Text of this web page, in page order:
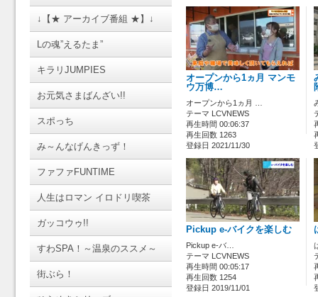
↓【★ アーカイブ番組 ★】↓
Lの魂”えるたま”
キラリJUMPIES
お元気さまばんざい!!
スポっち
み～んなげんきっず！
ファファFUNTIME
人生はロマン イロドリ喫茶
ガッコウゥ!!
すわSPA！～温泉のススメ～
街ぶら！
オープンから1ヵ月 マンモ
ウ万博…
オープンから1ヵ月 …
テーマ LCVNEWS
再生時間 00:06:37
再生回数 1263
登録日 2021/11/30
Pickup e-バイクを楽しむ
Pickup e-バ…
テーマ LCVNEWS
再生時間 00:05:17
再生回数 1254
登録日 2019/11/01